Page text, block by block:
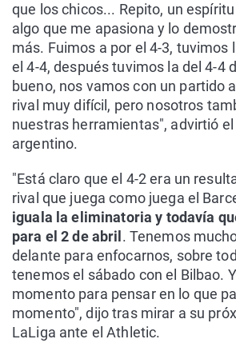
que los chicos... Repito, un
algo que me apasiona y lo
más. Fuimos a por el 4-3, tuvimos
el 4-4, después tuvimos la del 4-4
bueno, nos vamos con un partido
rival muy difícil, pero nosotros
nuestras herramientas", advirtió
argentino.
"Está claro que el 4-2 era un
rival que juega como juega el
iguala la eliminatoria y todavía
para el 2 de abril . Tenemos
delante para enfocarnos, sobre
tenemos el sábado con el Bilbao.
momento para pensar en lo que
momento", dijo tras mirar a su
LaLiga ante el Athletic.